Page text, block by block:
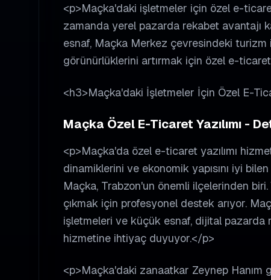
<p>Maçka'daki işletmeler için özel e-
zamanda yerel pazarda rekabet avantajı
esnaf, Maçka Merkez çevresindeki
görünürlüklerini artırmak için özel e-ticaret
<h3>Maçka'daki İşletmeler İçin Özel E-
Maçka Özel E-Ticaret Yazılımı -
<p>Maçka'da özel e-ticaret yazılımı
dinamiklerini ve ekonomik yapısını iyi
Maçka, Trabzon'un önemli ilçelerinden
çıkmak için profesyonel destek arıyor.
işletmeleri ve küçük esnaf, dijital pazarda
hizmetine ihtiyaç duyuyor.</p>
<p>Maçka'daki zanaatkar Zeynep Hanım